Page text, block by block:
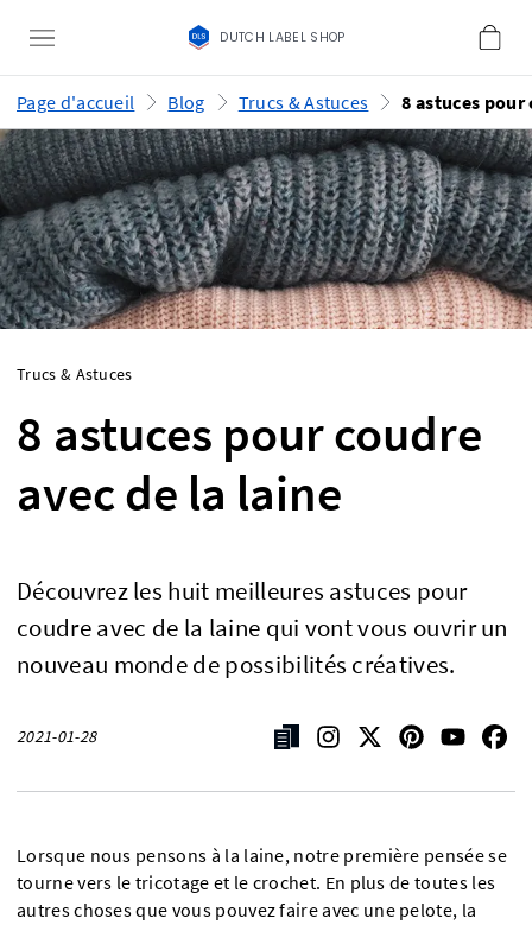
DUTCH LABEL SHOP
Page d'accueil Blog Trucs & Astuces
Trucs & Astuces
8 astuces pour coudre
avec de la laine
Découvrez les huit meilleures astuces pour
coudre avec de la laine qui vont vous ouvrir un
nouveau monde de possibilités créatives.
2021-01-28
Lorsque nous pensons à la laine, notre première pensée se
tourne vers le tricotage et le crochet. En plus de toutes les
autres choses que vous pouvez faire avec une pelote, la